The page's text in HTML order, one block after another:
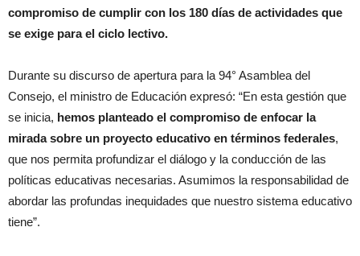
compromiso de cumplir con los 180 días de actividades que
se exige para el ciclo lectivo.
Durante su discurso de apertura para la 94° Asamblea del
Consejo, el ministro de Educación expresó: “En esta gestión que
se inicia, hemos planteado el compromiso de enfocar la
mirada sobre un proyecto educativo en términos federales,
que nos permita profundizar el diálogo y la conducción de las
políticas educativas necesarias. Asumimos la responsabilidad de
abordar las profundas inequidades que nuestro sistema educativo
tiene”.